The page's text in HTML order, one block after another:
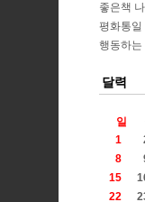
좋은책
평화통일
행동하는
달력
일
1
8
15
22